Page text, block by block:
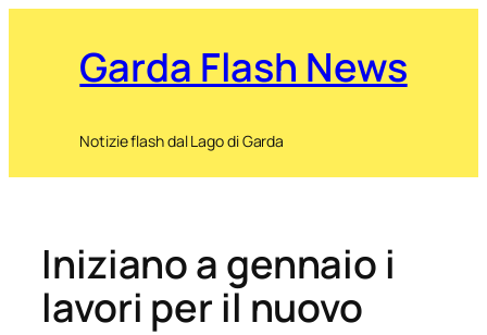
Garda Flash News
Notizie flash dal Lago di Garda
Iniziano a gennaio i
lavori per il nuovo